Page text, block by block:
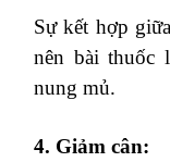
Sự kết hợp
nên bài thuốc
nung mủ.
4. Giảm cân: